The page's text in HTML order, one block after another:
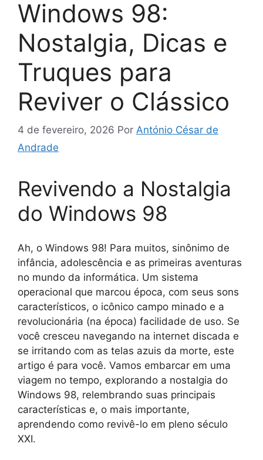
Windows 98:
Nostalgia, Dicas e
Truques para
Reviver o Clássico
4 de fevereiro, 2026 Por António César de
Andrade
Revivendo a Nostalgia
do Windows 98
Ah, o Windows 98! Para muitos, sinônimo de
infância, adolescência e as primeiras aventuras
no mundo da informática. Um sistema
operacional que marcou época, com seus sons
característicos, o icônico campo minado e a
revolucionária (na época) facilidade de uso. Se
você cresceu navegando na internet discada e
se irritando com as telas azuis da morte, este
artigo é para você. Vamos embarcar em uma
viagem no tempo, explorando a nostalgia do
Windows 98, relembrando suas principais
características e, o mais importante,
aprendendo como revivê-lo em pleno século
XXI.